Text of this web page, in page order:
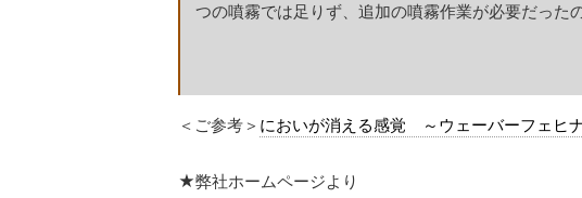
つの噴霧では足りず、追加の噴霧作業が必要だった
＜ご参考＞ においが消える感覚 ～ウェーバーフェヒ
★弊社ホームページより